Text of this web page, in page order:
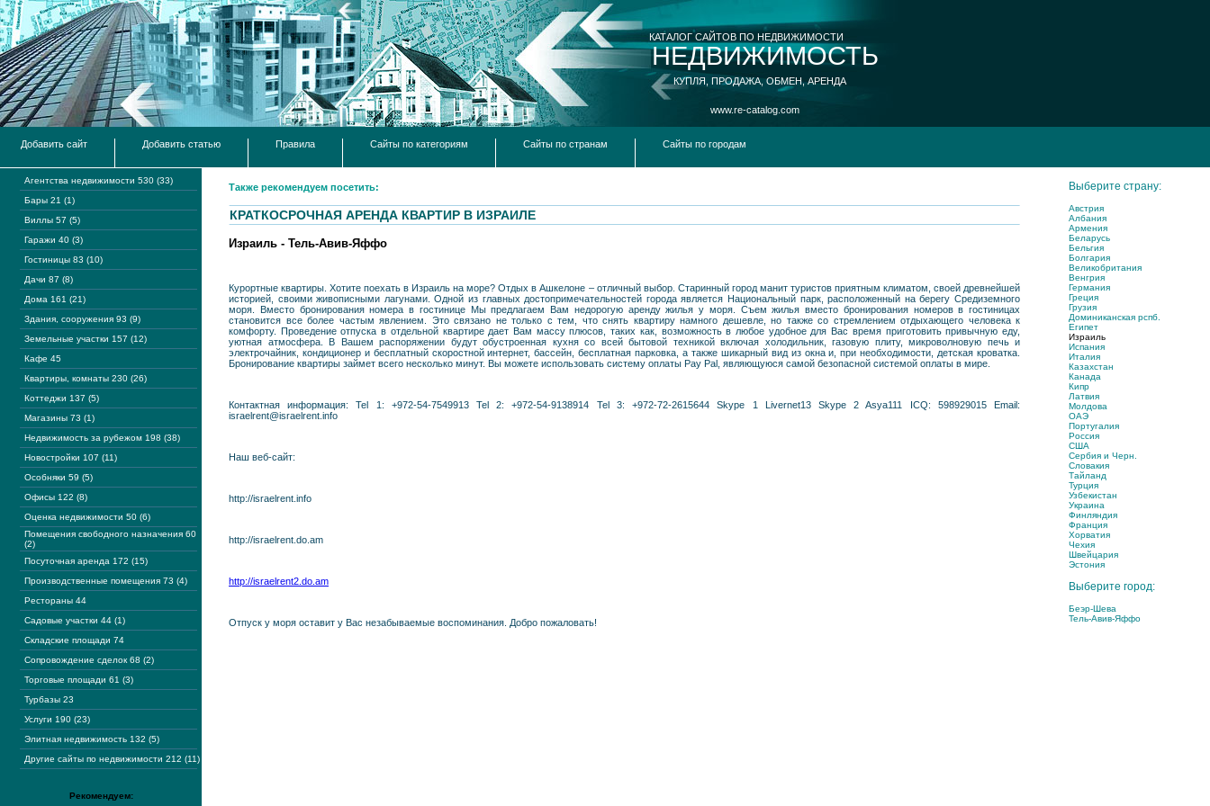
КАТАЛОГ САЙТОВ ПО НЕДВИЖИМОСТИ
НЕДВИЖИМОСТЬ
КУПЛЯ, ПРОДАЖА, ОБМЕН, АРЕНДА
www.re-catalog.com
Добавить сайт Добавить статью Правила Сайты по категориям Сайты по странам Сайты по городам
Агентства недвижимости 530 (33)
Бары 21 (1)
Виллы 57 (5)
Гаражи 40 (3)
Гостиницы 83 (10)
Дачи 87 (8)
Дома 161 (21)
Здания, сооружения 93 (9)
Земельные участки 157 (12)
Кафе 45
Квартиры, комнаты 230 (26)
Коттеджи 137 (5)
Магазины 73 (1)
Недвижимость за рубежом 198 (38)
Новостройки 107 (11)
Особняки 59 (5)
Офисы 122 (8)
Оценка недвижимости 50 (6)
Помещения свободного назначения 60
(2)
Посуточная аренда 172 (15)
Производственные помещения 73 (4)
Рестораны 44
Садовые участки 44 (1)
Складские площади 74
Сопровождение сделок 68 (2)
Торговые площади 61 (3)
Турбазы 23
Услуги 190 (23)
Элитная недвижимость 132 (5)
Другие сайты по недвижимости 212 (11)
Рекомендуем:
Также рекомендуем посетить:
КРАТКОСРОЧНАЯ АРЕНДА КВАРТИР В ИЗРАИЛЕ
Израиль - Тель-Авив-Яффо
Курортные квартиры. Хотите поехать в Израиль на море? Отдых в Ашкелоне – отличный выбор. Старинный город манит туристов приятным климатом, своей древнейшей
историей, своими живописными лагунами. Одной из главных достопримечательностей города является Национальный парк, расположенный на берегу Средиземного
моря. Вместо бронирования номера в гостинице Мы предлагаем Вам недорогую аренду жилья у моря. Cъем жилья вместо бронирования номеров в гостиницах
становится все более частым явлением. Это связано не только с тем, что снять квартиру намного дешевле, но также со стремлением отдыхающего человека к
комфорту. Проведение отпуска в отдельной квартире дает Вам массу плюсов, таких как, возможность в любое удобное для Вас время приготовить привычную еду,
уютная атмосфера. В Вашем распоряжении будут обустроенная кухня со всей бытовой техникой включая холодильник, газовую плиту, микроволновую печь и
электрочайник, кондиционер и бесплатный скоростной интернет, бассейн, бесплатная парковка, а также шикарный вид из окна и, при необходимости, детская кроватка.
Бронирование квартиры займет всего несколько минут. Вы можете использовать систему оплаты Pay Pal, являющуюся самой безопасной системой оплаты в мире.
Контактная информация: Tel 1: +972-54-7549913 Tel 2: +972-54-9138914 Tel 3: +972-72-2615644 Skype 1 Livernet13 Skype 2 Asya111 ICQ: 598929015 Email:
israelrent@israelrent.info
Наш веб-сайт:
http://israelrent.info
http://israelrent.do.am
http://israelrent2.do.am
Отпуск у моря оставит у Вас незабываемые воспоминания. Добро пожаловать!
Выберите страну:
Австрия
Албания
Армения
Беларусь
Бельгия
Болгария
Великобритания
Венгрия
Германия
Греция
Грузия
Доминиканская рспб.
Египет
Израиль
Испания
Италия
Казахстан
Канада
Кипр
Латвия
Молдова
ОАЭ
Португалия
Россия
США
Сербия и Черн.
Словакия
Тайланд
Турция
Узбекистан
Украина
Финляндия
Франция
Хорватия
Чехия
Швейцария
Эстония
Выберите город:
Беэр-Шева
Тель-Авив-Яффо